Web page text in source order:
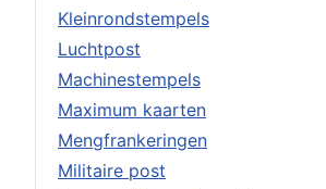
Kleinrondstempels
Luchtpost
Machinestempels
Maximum kaarten
Mengfrankeringen
Militaire post